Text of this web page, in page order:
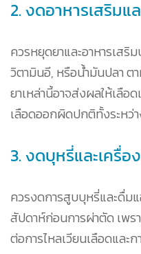
2. งดอาหารเสริมแ
ควรหยุดยาและอาหารเสริ
วิตามินอี, หรือน้ำมันปลา ต
ยาเหล่านี้อาจส่งผลให้เลือ
เลือดออกผิดปกติทั้งระหว่
3. งดบุหรี่และเครื่
ควรงดการสูบบุหรี่และดื่ม
สัปดาห์ก่อนการผ่าตัด เพร
ต่อการไหลเวียนเลือดและ